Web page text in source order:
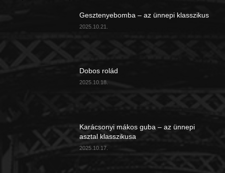
Gesztenyebomba – az ünnepi klasszikus
2025.10.21.
Dobos rolád
2025.10.18.
Karácsonyi mákos guba – az ünnepi
asztal klasszikusa
2025.10.17.